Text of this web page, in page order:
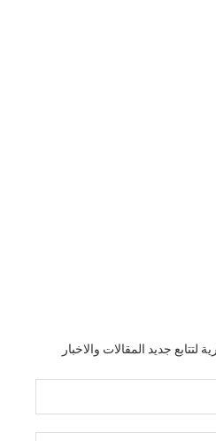
لتتابع جديد المقالات والاخبار